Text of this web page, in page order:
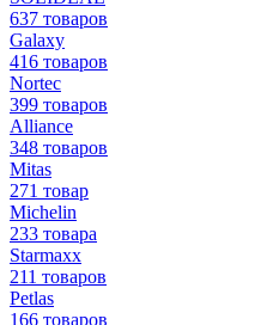
637 товаров
Galaxy
416 товаров
Nortec
399 товаров
Alliance
348 товаров
Mitas
271 товар
Michelin
233 товара
Starmaxx
211 товаров
Petlas
166 товаров